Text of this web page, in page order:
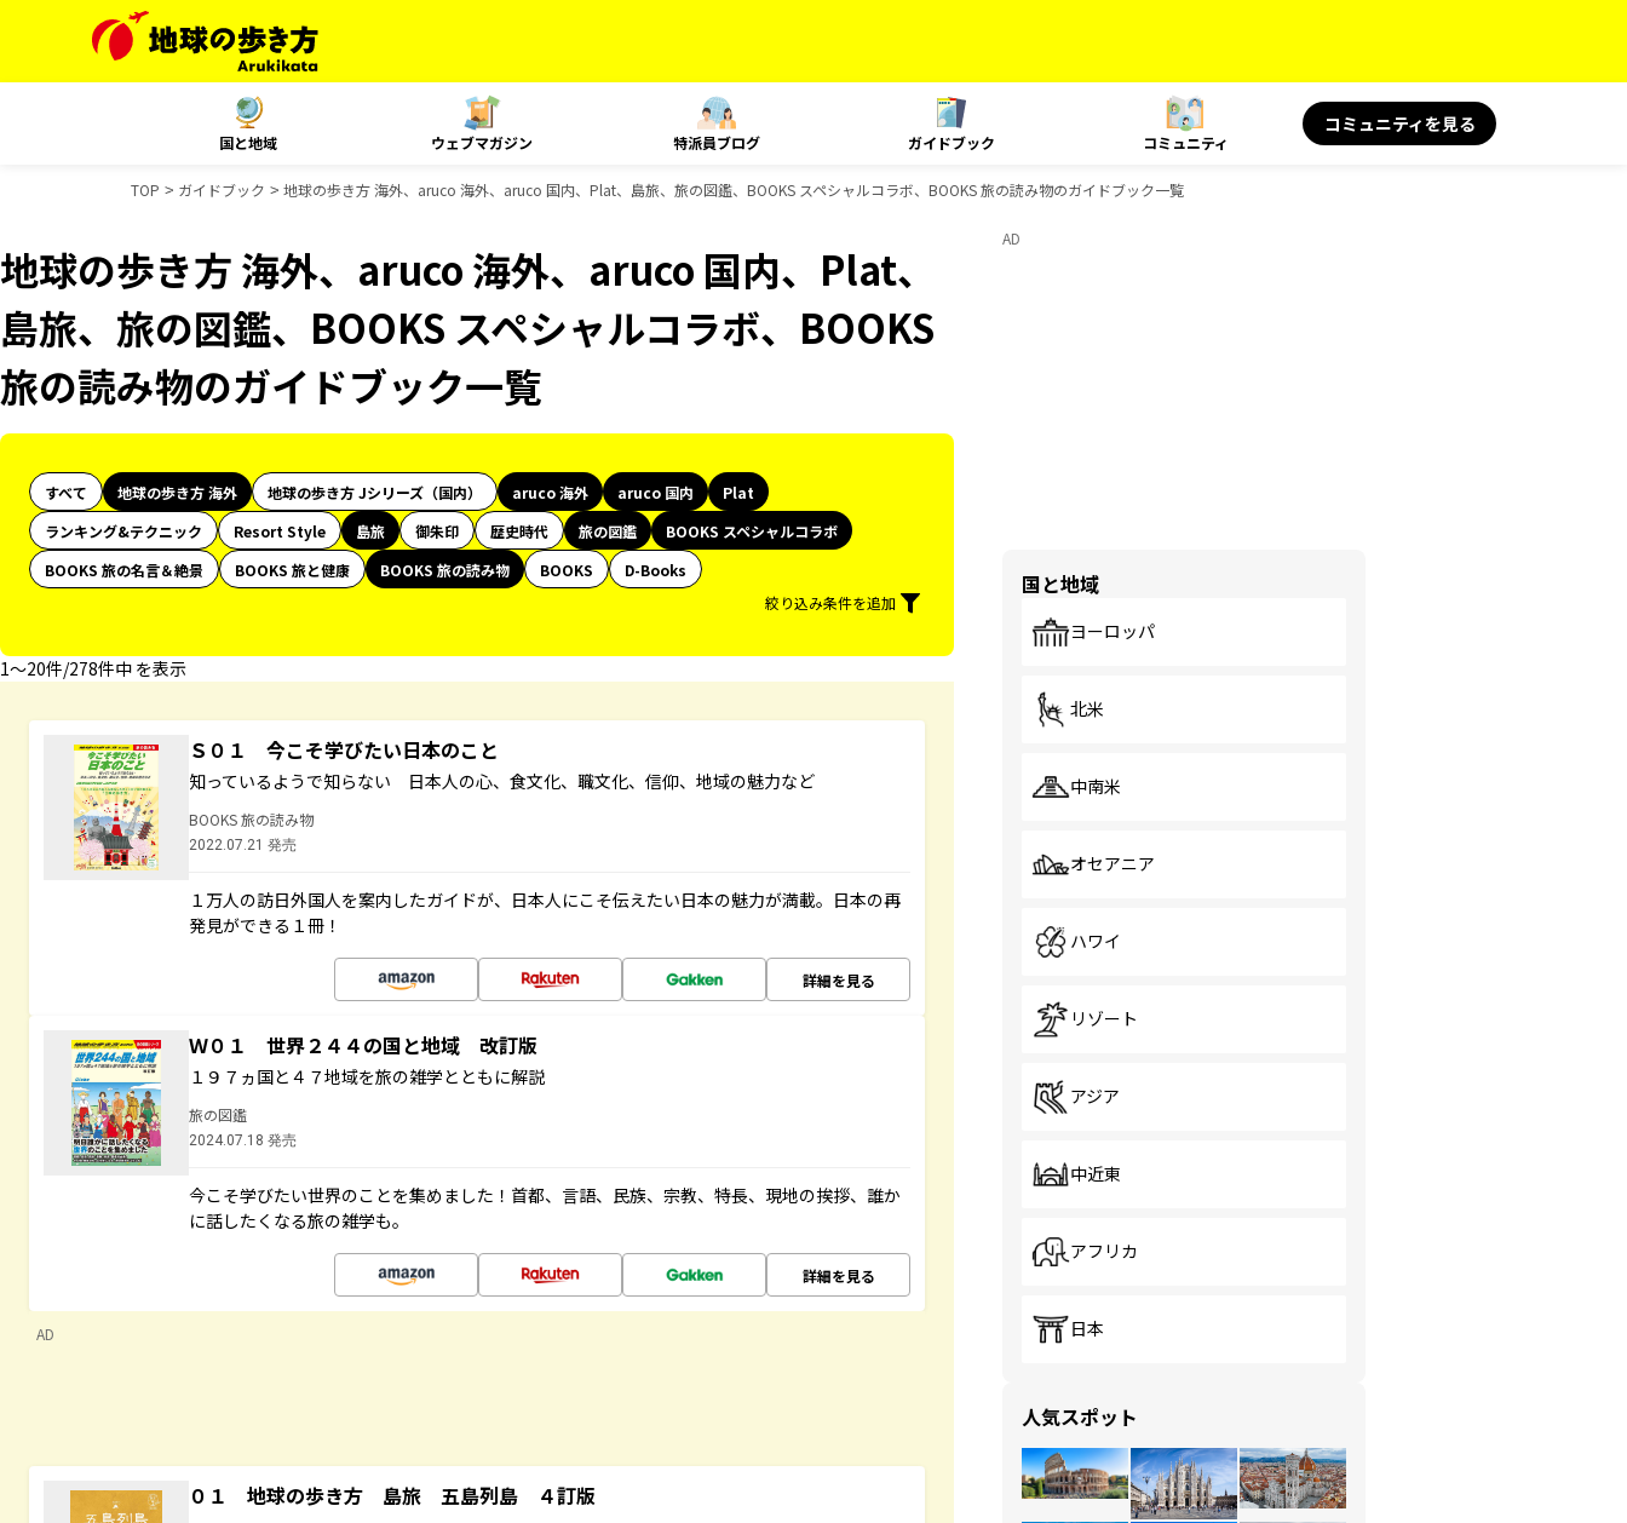
国と地域 ウェブマガジン 特派員ブログ ガイドブック コミュニティ
コミュニティを見る
TOP ガイドブック 地球の歩き方 海外、aruco 海外、aruco 国内、Plat、島旅、旅の図鑑、BOOKS スペシャルコラボ、BOOKS 旅の読み物のガイドブック一覧
地球の歩き方 海外、aruco 海外、aruco 国内、Plat、
島旅、旅の図鑑、BOOKS スペシャルコラボ、BOOKS
旅の読み物のガイドブック一覧
すべて 地球の歩き方 海外 地球の歩き方 Jシリーズ（国内） aruco 海外 aruco 国内
Plat
ランキング&テクニック
Resort Style 島旅 御朱印 歴史時代 旅の図鑑
BOOKS スペシャルコラボ
BOOKS 旅の名言＆絶景
BOOKS 旅と健康 BOOKS 旅の読み物 BOOKS
D-Books
絞り込み条件を追加
1〜20件/278件中 を表示
Ｓ０１ 今こそ学びたい日本のこと
知っているようで知らない 日本人の心、食文化、職文化、信仰、地域の魅力など
BOOKS 旅の読み物
2022.07.21 発売
１万人の訪日外国人を案内したガイドが、日本人にこそ伝えたい日本の魅力が満載。日本の再
発見ができる１冊！
詳細を見る
Ｗ０１ 世界２４４の国と地域 改訂版
１９７ヵ国と４７地域を旅の雑学とともに解説
旅の図鑑
2024.07.18 発売
今こそ学びたい世界のことを集めました！首都、言語、民族、宗教、特長、現地の挨拶、誰か
に話したくなる旅の雑学も。
詳細を見る
AD
０１ 地球の歩き方 島旅 五島列島 ４訂版
AD
国と地域
ヨーロッパ
北米
中南米
オセアニア
ハワイ
リゾート
アジア
中近東
アフリカ
日本
人気スポット